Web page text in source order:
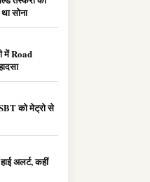
सोना
में Road
को मेट्रो से
अलर्ट, कहीं